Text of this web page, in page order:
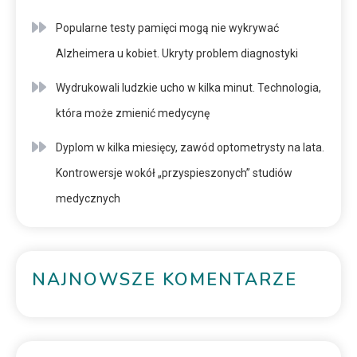
Popularne testy pamięci mogą nie wykrywać
Alzheimera u kobiet. Ukryty problem diagnostyki
Wydrukowali ludzkie ucho w kilka minut. Technologia,
która może zmienić medycynę
Dyplom w kilka miesięcy, zawód optometrysty na lata.
Kontrowersje wokół „przyspieszonych” studiów
medycznych
NAJNOWSZE KOMENTARZE